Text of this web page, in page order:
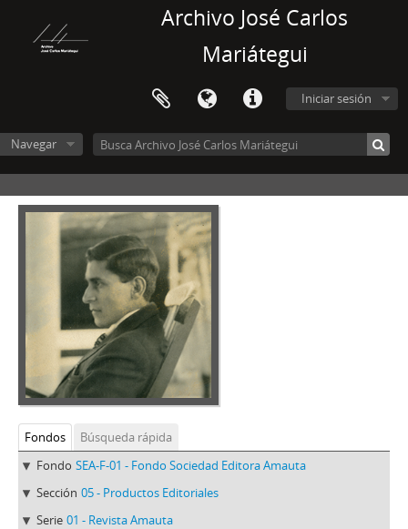
Archivo José Carlos
Mariátegui
Iniciar sesión
Navegar
Fondos
Búsqueda rápida
Fondo SEA-F-01 - Fondo Sociedad Editora Amauta
Sección 05 - Productos Editoriales
Serie 01 - Revista Amauta